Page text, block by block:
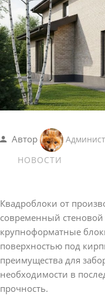
Автор
НОВОСТИ
Квадроблоки от
современный
крупноформатные
поверхностью под
преимущества для
необходимости в
прочность.